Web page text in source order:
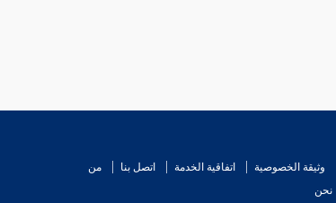
وثيقة الخصوصية اتفاقية الخدمة اتصل بنا
من
نحن